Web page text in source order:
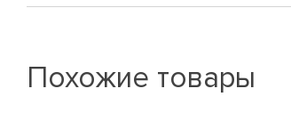
Похожие товары